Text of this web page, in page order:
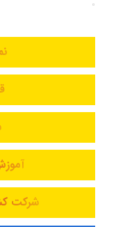
شرکت